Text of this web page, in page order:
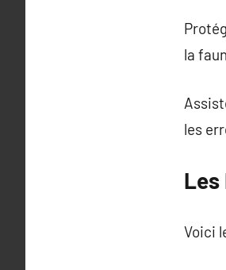
la
les
Les
Voici